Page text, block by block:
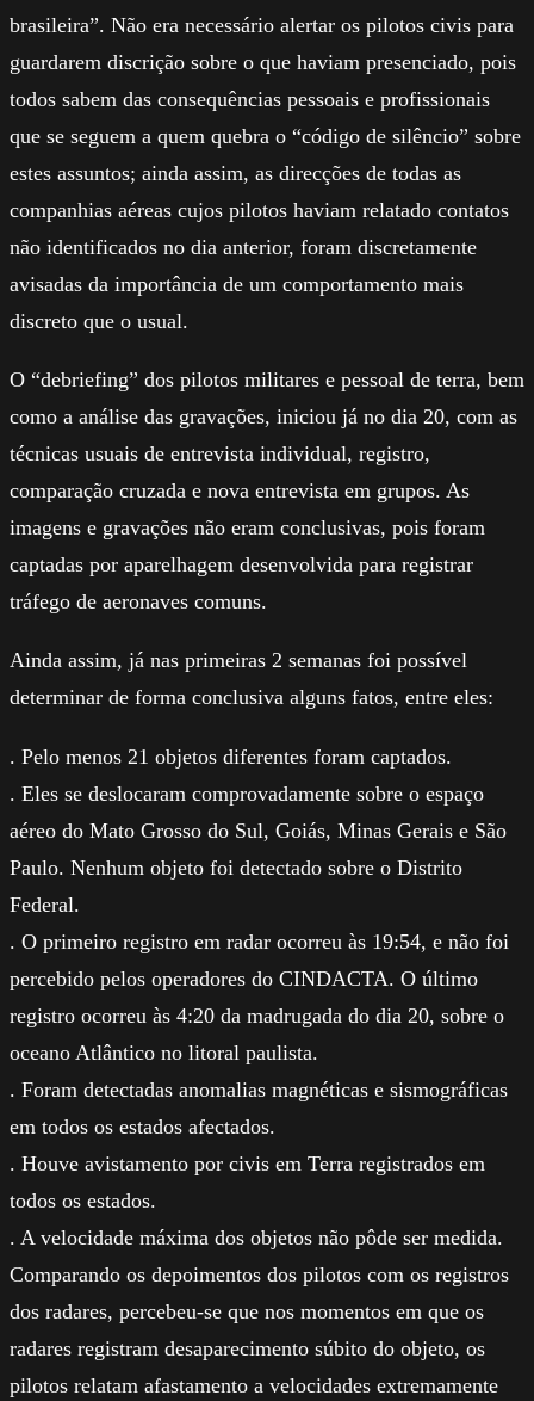
brasileira”. Não era necessário alertar os pilotos civis para
guardarem discrição sobre o que haviam presenciado, pois
todos sabem das consequências pessoais e profissionais
que se seguem a quem quebra o “código de silêncio” sobre
estes assuntos; ainda assim, as direcções de todas as
companhias aéreas cujos pilotos haviam relatado contatos
não identificados no dia anterior, foram discretamente
avisadas da importância de um comportamento mais
discreto que o usual.
O “debriefing” dos pilotos militares e pessoal de terra, bem
como a análise das gravações, iniciou já no dia 20, com as
técnicas usuais de entrevista individual, registro,
comparação cruzada e nova entrevista em grupos. As
imagens e gravações não eram conclusivas, pois foram
captadas por aparelhagem desenvolvida para registrar
tráfego de aeronaves comuns.
Ainda assim, já nas primeiras 2 semanas foi possível
determinar de forma conclusiva alguns fatos, entre eles:
. Pelo menos 21 objetos diferentes foram captados.
. Eles se deslocaram comprovadamente sobre o espaço
aéreo do Mato Grosso do Sul, Goiás, Minas Gerais e São
Paulo. Nenhum objeto foi detectado sobre o Distrito
Federal.
. O primeiro registro em radar ocorreu às 19:54, e não foi
percebido pelos operadores do CINDACTA. O último
registro ocorreu às 4:20 da madrugada do dia 20, sobre o
oceano Atlântico no litoral paulista.
. Foram detectadas anomalias magnéticas e sismográficas
em todos os estados afectados.
. Houve avistamento por civis em Terra registrados em
todos os estados.
. A velocidade máxima dos objetos não pôde ser medida.
Comparando os depoimentos dos pilotos com os registros
dos radares, percebeu-se que nos momentos em que os
radares registram desaparecimento súbito do objeto, os
pilotos relatam afastamento a velocidades extremamente